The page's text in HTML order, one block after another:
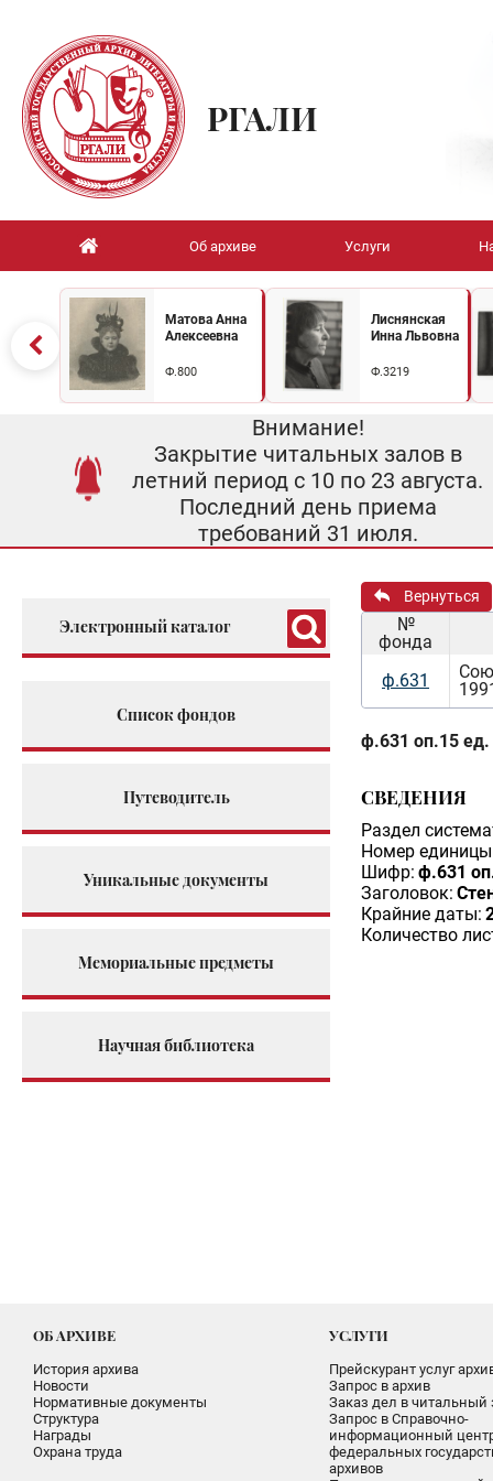
РГАЛИ
Об архиве Услуги
Матова Анна
Алексеевна
Ф.800
Лиснянская
Инна Львовна
Ф.3219
Внимание!
Закрытие читальных залов в
летний период с 10 по 23 августа.
Последний день приема
требований 31 июля.
Электронный каталог
Список фондов
Путеводитель
Уникальные документы
Мемориальные предметы
Научная библиотека
Вернуться
№
фонда
ф.631
ф.631 оп.15 ед.
СВЕДЕНИЯ
Раздел
Номер единицы
Шифр: ф.631
Заголовок:
Крайние даты:
Количество
ОБ АРХИВЕ
История архива
Новости
Нормативные документы
Структура
Награды
Охрана труда
УСЛУГИ
Прейскурант услуг
Запрос в архив
Заказ дел в читальный
Запрос в Справочно-
информационный
федеральных
архивов